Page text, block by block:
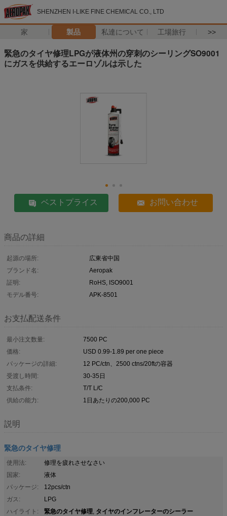
SHENZHEN I-LIKE FINE CHEMICAL CO., LTD
家 製品 私達について 工場旅行 >>
緊急のタイヤ修理LPGが液体州の穿刺のシーリングSO9001
にガスを供給するエーロゾルは示した
ベストプライス お問い合わせ
商品の詳細
起源の場所:
広東省中国
ブランド名:
Aeropak
証明:
RoHS, ISO9001
モデル番号:
APK-8501
お支払配送条件
最小注文数量:
7500 PC
価格:
USD 0.99-1.89 per one piece
パッケージの詳細:
12 PC/ctn、2500 ctns/20ftの容器
受渡し時間:
30-35日
支払条件:
T/T L/C
供給の能力:
1日あたりの200,000 PC
説明
緊急のタイヤ修理
使用法:
修理を疲れさせなさい
国家:
液体
パッケージ:
12pcs/ctn
ガス:
LPG
ハイライト:
緊急のタイヤ修理, タイヤのインフレーターのシーラー